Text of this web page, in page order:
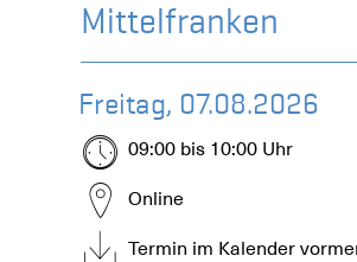
Mittelfranken
Freitag, 07.08.2026
09:00 bis 10:00 Uhr
Online
Termin im Kalender